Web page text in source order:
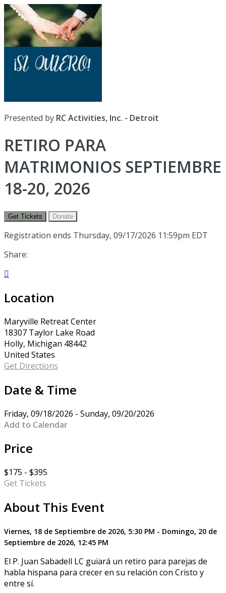
Presented by RC Activities, Inc. - Detroit
RETIRO PARA
MATRIMONIOS SEPTIEMBRE
18-20, 2026
Get Tickets Donate
Registration ends Thursday, 09/17/2026 11:59pm EDT
Share:

Location
Maryville Retreat Center
18307 Taylor Lake Road
Holly, Michigan 48442
United States
Get Directions
Date & Time
Friday, 09/18/2026 - Sunday, 09/20/2026
Add to Calendar
Price
$175 - $395
Get Tickets
About This Event
Viernes, 18 de Septiembre de 2026, 5:30 PM - Domingo, 20 de
Septiembre de 2026, 12:45 PM
El P. Juan Sabadell LC guiará un retiro para parejas de
habla hispana para crecer en su relación con Cristo y
entre sí.